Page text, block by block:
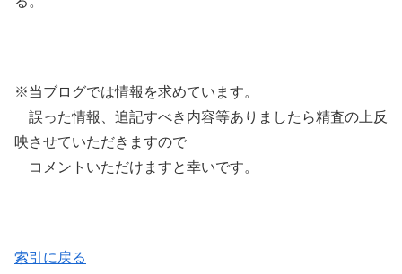
※当ブログでは情報を求めています。
誤った情報、追記すべき内容等ありましたら精査の上反
映させていただきますので
コメントいただけますと幸いです。
索引に戻る